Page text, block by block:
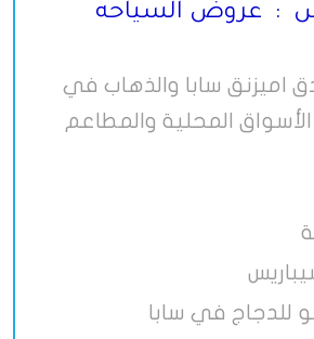
: عروض السياحه
اميزنق سابا والذهاب في
المحلية والمطاعم
في سابا